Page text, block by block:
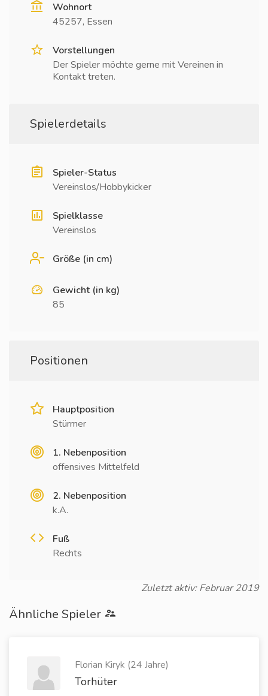
Wohnort
45257, Essen
Vorstellungen
Der Spieler möchte gerne mit Vereinen in
Kontakt treten.
Spielerdetails
Spieler-Status
Vereinslos/Hobbykicker
Spielklasse
Vereinslos
Größe (in cm)
Gewicht (in kg)
85
Positionen
Hauptposition
Stürmer
1. Nebenposition
offensives Mittelfeld
2. Nebenposition
k.A.
Fuß
Rechts
Zuletzt aktiv: Februar 2019
Ähnliche Spieler
Florian Kiryk (24 Jahre)
Torhüter